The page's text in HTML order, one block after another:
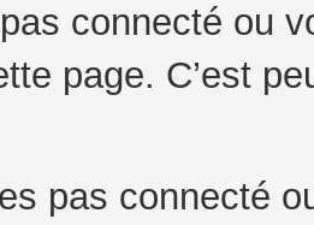
connecté ou
page. C’est
pas connecté